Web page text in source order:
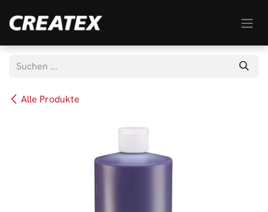
Alle Produkte